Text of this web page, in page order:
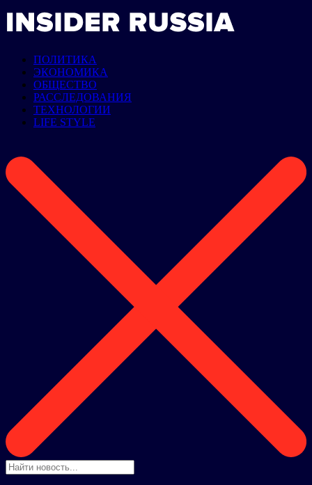
ПОЛИТИКА
ЭКОНОМИКА
ОБЩЕСТВО
РАССЛЕДОВАНИЯ
ТЕХНОЛОГИИ
LIFE STYLE